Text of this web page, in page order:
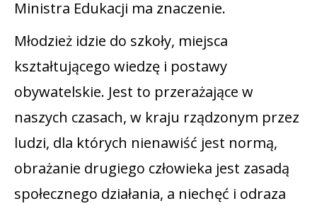
Ministra Edukacji ma znaczenie.
Młodzież idzie do szkoły, miejsca
kształtującego wiedzę i postawy
obywatelskie. Jest to przerażające w
naszych czasach, w kraju rządzonym przez
ludzi, dla których nienawiść jest normą,
obrażanie drugiego człowieka jest zasadą
społecznego działania, a niechęć i odraza